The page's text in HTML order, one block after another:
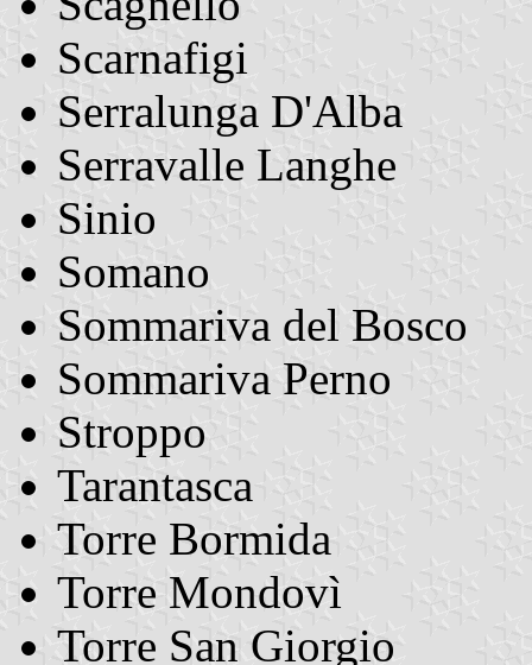
Scarnafigi
Serralunga D'Alba
Serravalle Langhe
Sinio
Somano
Sommariva del Bosco
Sommariva Perno
Stroppo
Tarantasca
Torre Bormida
Torre Mondovì
Torre San Giorgio